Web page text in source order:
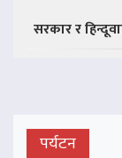
सरकार र
पर्यटन